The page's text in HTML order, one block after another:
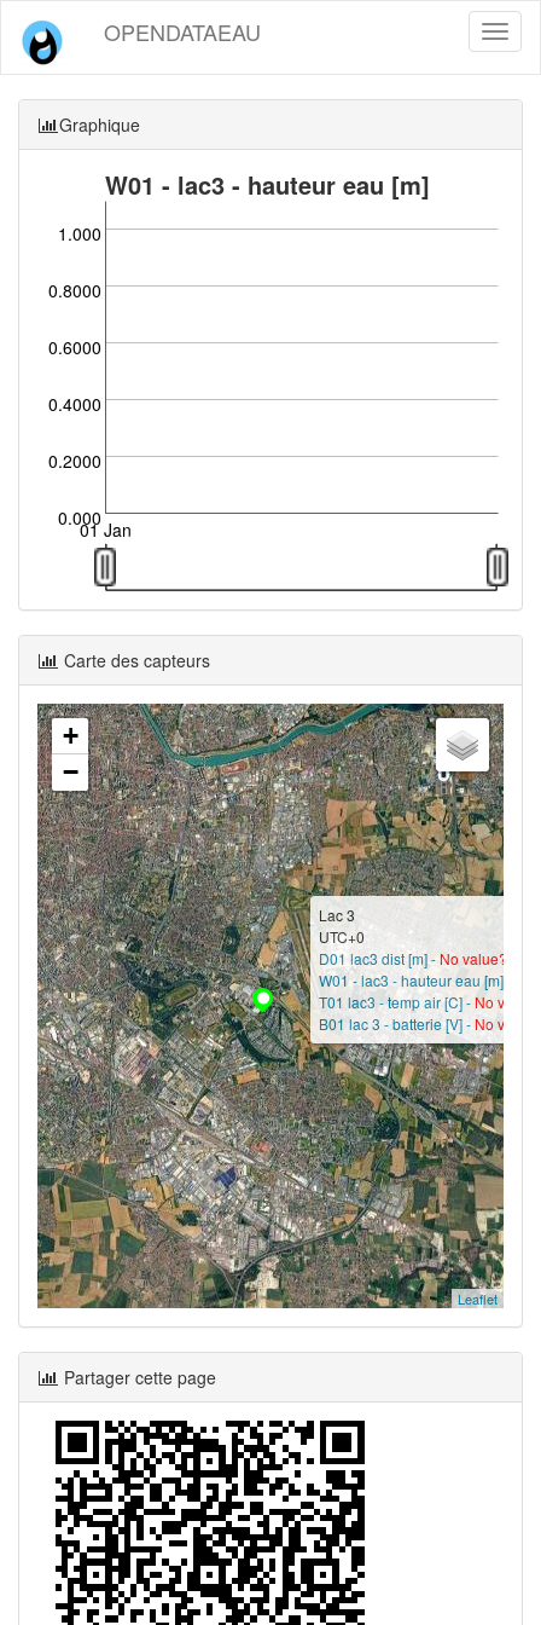
OPENDATAEAU
Graphique
W01 - lac3 - hauteur eau [m]
0.000
0.2000
0.4000
0.6000
0.8000
1.000
01 Jan
Carte des capteurs
Lac 3
UTC+0
D01 lac3 dist [m] -No value?
W01 - lac3 - hauteur eau [m] -
T01 lac3 - temp air [C] -No value?
B01 lac 3 - batterie [V] -No value?
+
−
Leaflet
Partager cette page